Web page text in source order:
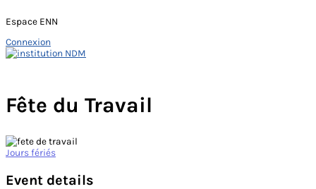
Espace ENN
Connexion
Skip
Fête du Travail
Jours fériés
Event details